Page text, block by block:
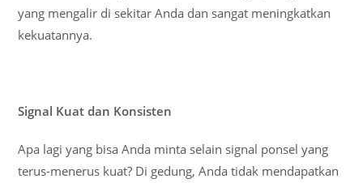
yang mengalir di sekitar Anda dan sangat meningkatkan
kekuatannya.
Signal Kuat dan Konsisten
Apa lagi yang bisa Anda minta selain signal ponsel yang
terus-menerus kuat? Di gedung, Anda tidak mendapatkan